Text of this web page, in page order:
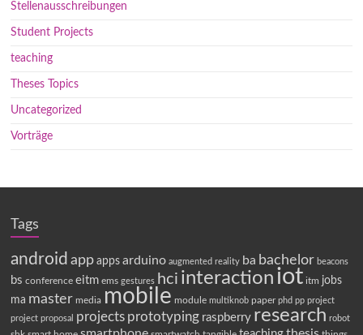
Stellenausschreibungen
Student Projects
teaching
Theses Topics
Uncategorized
Vorträge
Tags
android app apps arduino augmented reality ba bachelor beacons
bs conference eitm ems gestures hci interaction iot itm jobs
ma master media mobile module multiknob paper phd pp project
project proposal
projects prototyping raspberry research robot